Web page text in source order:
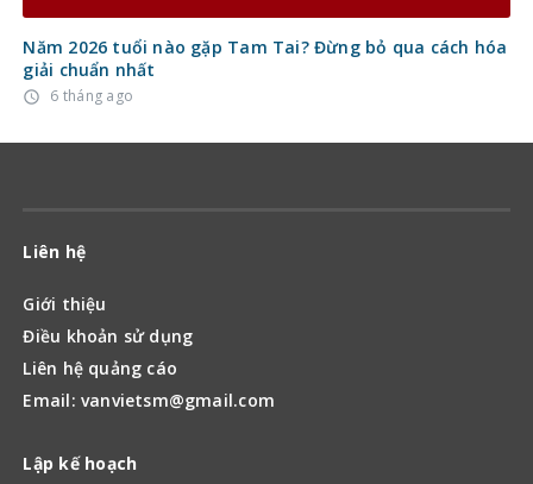
Năm 2026 tuổi nào gặp Tam Tai? Đừng bỏ qua cách hóa
giải chuẩn nhất
access_time 6 tháng ago
Liên hệ
Giới thiệu
Điều khoản sử dụng
Liên hệ quảng cáo
Email: vanvietsm@gmail.com
Lập kế hoạch